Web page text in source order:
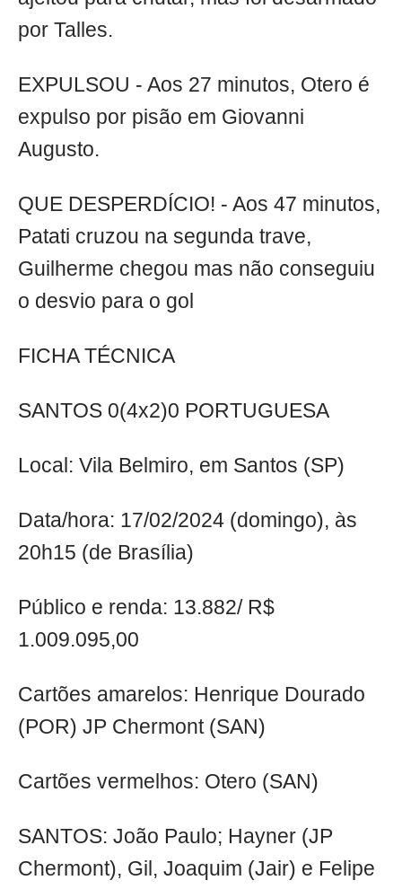
por Talles.
EXPULSOU - Aos 27 minutos, Otero é
expulso por pisão em Giovanni
Augusto.
QUE DESPERDÍCIO! - Aos 47 minutos,
Patati cruzou na segunda trave,
Guilherme chegou mas não conseguiu
o desvio para o gol
FICHA TÉCNICA
SANTOS 0(4x2)0 PORTUGUESA
Local: Vila Belmiro, em Santos (SP)
Data/hora: 17/02/2024 (domingo), às
20h15 (de Brasília)
Público e renda: 13.882/ R$
1.009.095,00
Cartões amarelos: Henrique Dourado
(POR) JP Chermont (SAN)
Cartões vermelhos: Otero (SAN)
SANTOS: João Paulo; Hayner (JP
Chermont), Gil, Joaquim (Jair) e Felipe